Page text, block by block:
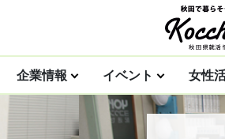
企業情報 イベント 女性